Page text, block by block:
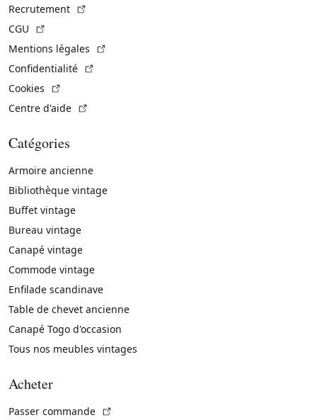
Recrutement
CGU
Mentions légales
Confidentialité
Cookies
Centre d'aide
Catégories
Armoire ancienne
Bibliothèque vintage
Buffet vintage
Bureau vintage
Canapé vintage
Commode vintage
Enfilade scandinave
Table de chevet ancienne
Canapé Togo d'occasion
Tous nos meubles vintages
Acheter
Passer commande